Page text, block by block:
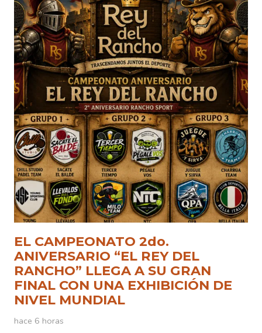
EL CAMPEONATO 2do.
ANIVERSARIO “EL REY DEL
RANCHO” LLEGA A SU GRAN
FINAL CON UNA EXHIBICIÓN DE
NIVEL MUNDIAL
hace 6 horas